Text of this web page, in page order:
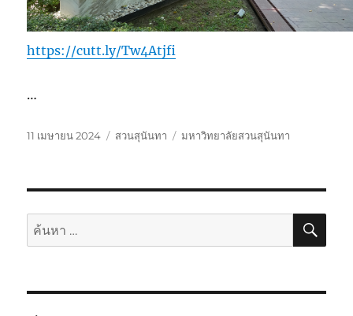
https://cutt.ly/Tw4Atjfi
…
เขียน
11 เมษายน 2024
หมวด
สวนสุนันทา
ป้าย
มหาวิทยาลัยสวนสุนันทา
ค้นหา: ค้น